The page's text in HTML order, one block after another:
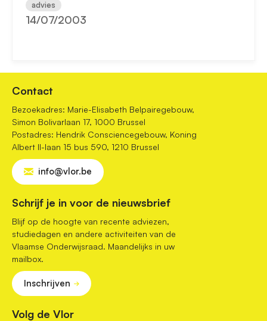
advies
14/07/2003
Contact
Bezoekadres: Marie-Elisabeth Belpairegebouw,
Simon Bolivarlaan 17, 1000 Brussel
Postadres: Hendrik Consciencegebouw, Koning
Albert II-laan 15 bus 590, 1210 Brussel
info@vlor.be
Schrijf je in voor de nieuwsbrief
Blijf op de hoogte van recente adviezen,
studiedagen en andere activiteiten van de
Vlaamse Onderwijsraad. Maandelijks in uw
mailbox.
Inschrijven
Volg de Vlor